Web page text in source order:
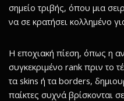
σημείο τριβής, όπου μια
να σε κρατήσει κολλημένο
Η εποχιακή πίεση, όπως η
συγκεκριμένο rank πριν το
τα skins ή τα borders,
παίκτες συχνά βρίσκονται